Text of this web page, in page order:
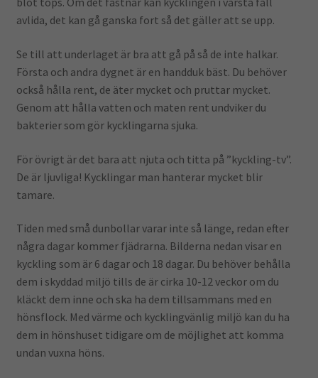
avlida, det kan gå ganska fort så det gäller att se upp.
Se till att underlaget är bra att gå på så de inte halkar.
Första och andra dygnet är en handduk bäst. Du behöver
också hålla rent, de äter mycket och pruttar mycket.
Genom att hålla vatten och maten rent undviker du
bakterier som gör kycklingarna sjuka.
För övrigt är det bara att njuta och titta på ”kyckling-tv”.
De är ljuvliga! Kycklingar man hanterar mycket blir
tamare.
Tiden med små dunbollar varar inte så länge, redan efter
några dagar kommer fjädrarna. Bilderna nedan visar en
kyckling som är 6 dagar och 18 dagar. Du behöver behålla
dem i skyddad miljö tills de är cirka 10-12 veckor om du
kläckt dem inne och ska ha dem tillsammans med en
hönsflock. Med värme och kycklingvänlig miljö kan du ha
dem in hönshuset tidigare om de möjlighet att komma
undan vuxna höns.